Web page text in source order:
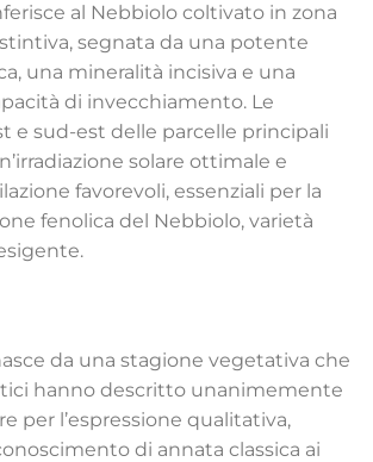
al Nebbiolo coltivato in zona
segnata da una potente
una mineralità incisiva e una
di invecchiamento. Le
e sud-est delle parcelle principali
solare ottimale e
favorevoli, essenziali per la
fenolica del Nebbiolo, varietà
da una stagione vegetativa che
hanno descritto unanimemente
per l’espressione qualitativa,
di annata classica ai